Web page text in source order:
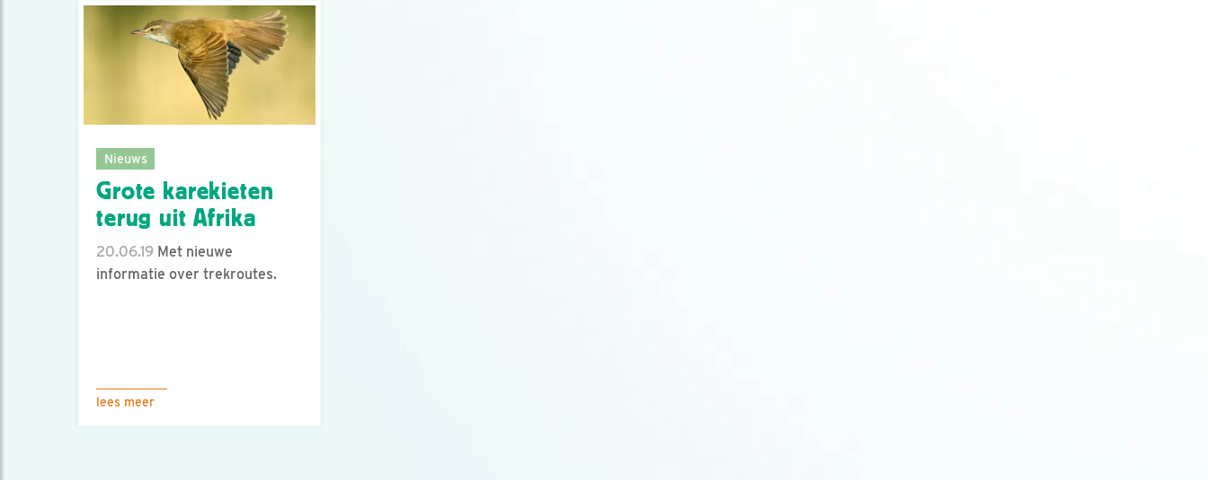
Nieuws
Grote karekieten
terug uit Afrika
20.06.19 Met nieuwe
informatie over trekroutes.
lees meer